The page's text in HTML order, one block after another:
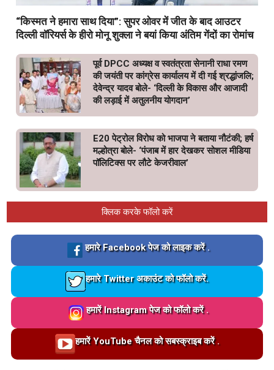
“किस्मत ने हमारा साथ दिया”: सुपर ओवर में जीत के बाद आउटर
दिल्ली वॉरियर्स के हीरो मोनू शुक्ला ने बयां किया अंतिम गेंदों का रोमांच
पूर्व DPCC अध्यक्ष व स्वतंत्रता सेनानी राधा रमण
की जयंती पर कांग्रेस कार्यालय में दी गई श्रद्धांजलि;
देवेन्द्र यादव बोले- ‘दिल्ली के विकास और आजादी
की लड़ाई में अतुलनीय योगदान’
E20 पेट्रोल विरोध को भाजपा ने बताया नौटंकी; हर्ष
मल्होत्रा बोले- ‘पंजाब में हार देखकर सोशल मीडिया
पॉलिटिक्स पर लौटे केजरीवाल’
क्लिक करके फॉलो करें
Loading…
हमारे Facebook पेज को लाइक करें .
Loading…
हमारे Twitter अकाउंट को फॉलो करें.
Loading…
हमारें Instagram पेज को फॉलो करें .
Loading…हमारें YouTube चैनल को सबस्क्राइब करें .